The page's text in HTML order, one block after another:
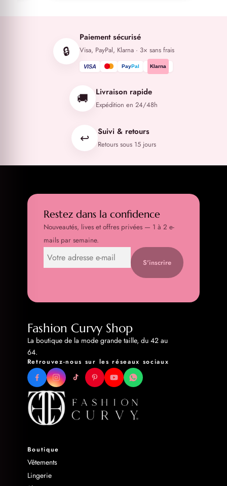
🔒
Paiement sécurisé
Visa, PayPal, Klarna · 3× sans frais
VISA PayPal Klarna
🚚 Livraison rapide
Expédition en 24/48h
↩️ Suivi & retours
Retours sous 15 jours
Restez dans la confidence
Nouveautés, lives et offres privées — 1 à 2 e-
mails par semaine.
S'inscrire
Fashion Curvy Shop
La boutique de la mode grande taille, du 42 au
64.
Retrouvez-nous sur les réseaux sociaux
Boutique
Vêtements
Lingerie